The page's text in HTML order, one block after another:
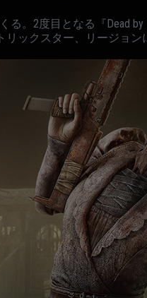
る。2度目となる『Dead
リックスター、リージョン